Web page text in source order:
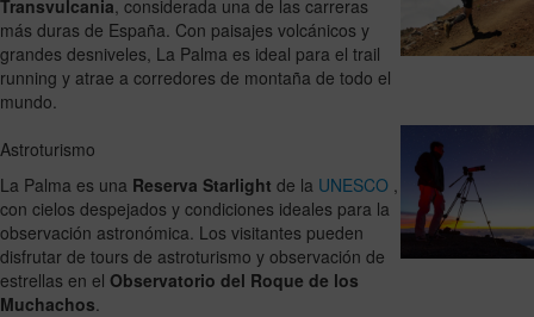
Transvulcania , considerada una de las carreras
más duras de España. Con paisajes volcánicos y
grandes desniveles, La Palma es ideal para el trail
running y atrae a corredores de montaña de todo el
mundo.
Astroturismo
La Palma es una Reserva Starlight de la UNESCO
con cielos despejados y condiciones ideales para la
observación astronómica. Los visitantes pueden
disfrutar de tours de astroturismo y observación de
estrellas en el Observatorio del Roque de los
Muchachos